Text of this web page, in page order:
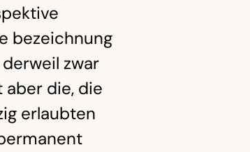
bezeichnung
zwar
die, die
erlaubten